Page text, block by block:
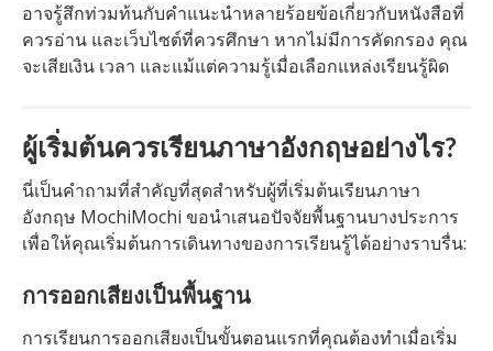
อาจรู้สึกท่วมท้นกับคำแนะนำหลายร้อยข้อเกี่ยวกับหนังสือที่
ควรอ่าน และเว็บไซต์ที่ควรศึกษา หากไม่มีการคัดกรอง คุณ
จะเสียเงิน เวลา และแม้แต่ความรู้เมื่อเลือกแหล่งเรียนรู้ผิด
ผู้เริ่มต้นควรเรียนภาษาอังกฤษอย่างไร?
นี่เป็นคำถามที่สำคัญที่สุดสำหรับผู้ที่เริ่มต้นเรียนภาษา
อังกฤษ MochiMochi ขอนำเสนอปัจจัยพื้นฐานบางประการ
เพื่อให้คุณเริ่มต้นการเดินทางของการเรียนรู้ได้อย่างราบรื่น:
การออกเสียงเป็นพื้นฐาน
การเรียนการออกเสียงเป็นขั้นตอนแรกที่คุณต้องทำเมื่อเริ่ม